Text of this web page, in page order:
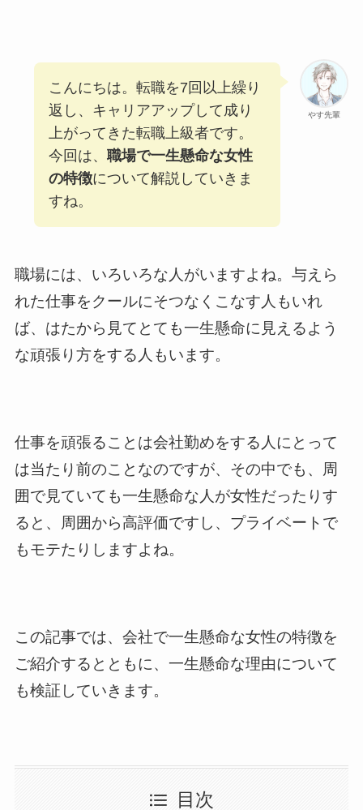
やす先輩
こんにちは。転職を7回以上繰り
返し、キャリアアップして成り
上がってきた転職上級者です。
今回は、 職場で一生懸命な女性
の特徴について解説していきま
すね。
職場には、いろいろな人がいますよね。与えら
れた仕事をクールにそつなくこなす人もいれ
ば、はたから見てとても一生懸命に見えるよう
な頑張り方をする人もいます。
仕事を頑張ることは会社勤めをする人にとって
は当たり前のことなのですが、その中でも、周
囲で見ていても一生懸命な人が女性だったりす
ると、周囲から高評価ですし、プライベートで
もモテたりしますよね。
この記事では、会社で一生懸命な女性の特徴を
ご紹介するとともに、一生懸命な理由について
も検証していきます。
目次